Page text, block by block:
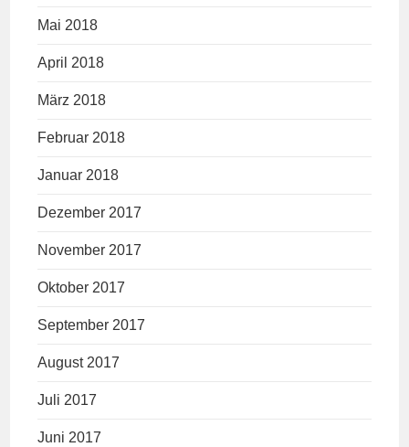
Mai 2018
April 2018
März 2018
Februar 2018
Januar 2018
Dezember 2017
November 2017
Oktober 2017
September 2017
August 2017
Juli 2017
Juni 2017